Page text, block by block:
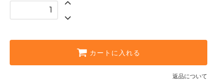
5L
カートに入れる
返品について